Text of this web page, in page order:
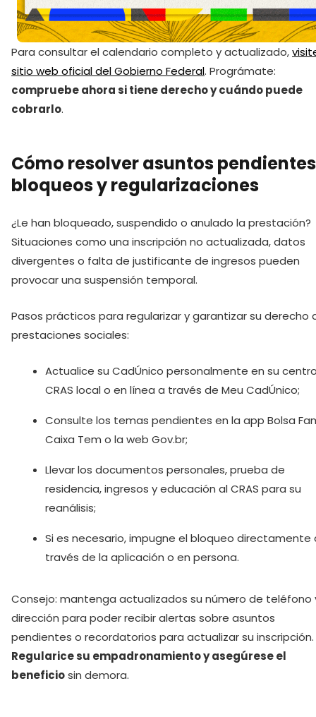
Para consultar el calendario completo y actualizado,
sitio web oficial del Gobierno Federal. Prográmate:
compruebe ahora si tiene derecho y cuándo puede
cobrarlo.
Cómo resolver asuntos
bloqueos y regularizaciones
¿Le han bloqueado, suspendido o anulado la prestación?
Situaciones como una inscripción no actualizada, datos
divergentes o falta de justificante de ingresos pueden
provocar una suspensión temporal.
Pasos prácticos para regularizar y garantizar su derecho
prestaciones sociales:
Actualice su CadÚnico personalmente en su
CRAS local o en línea a través de Meu CadÚnico;
Consulte los temas pendientes en la app Bolsa
Caixa Tem o la web Gov.br;
Llevar los documentos personales, prueba de
residencia, ingresos y educación al CRAS para su
reanálisis;
Si es necesario, impugne el bloqueo directamente
través de la aplicación o en persona.
Consejo: mantenga actualizados su número de teléfono
dirección para poder recibir alertas sobre asuntos
pendientes o recordatorios para actualizar su inscripción.
Regularice su empadronamiento y asegúrese el
beneficiosin demora.